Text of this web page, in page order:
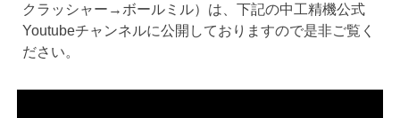
クラッシャー→ボールミル）は、下記の中工精機公式
Youtubeチャンネルに公開しておりますので是非ご覧く
ださい。